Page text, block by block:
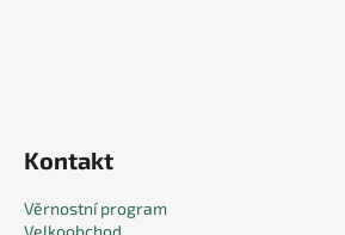
Kontakt
Věrnostní program
Velkoobchod